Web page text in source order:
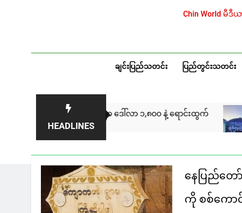
Chin World မီ
ချင်းပြည်သတင်း ပြည်တွင်းသတင်း
HEADLINES
ား ကနေဒါမှာ ဒေါ်လာ ၁,၈၀၀ နဲ့ ရောင်းထွက် ပလက်ဝ
1 Day Ago
နေပြည်တေ
ကို စစ်ကော